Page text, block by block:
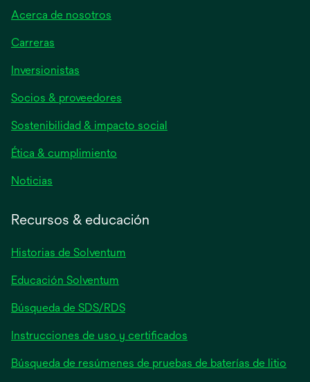
Acerca de nosotros
Carreras
Inversionistas
en
una
pestaña
nueva
Socios & proveedores
Sostenibilidad & impacto social
Ética & cumplimiento
Noticias
pestaña
Recursos & educación
Historias de Solventum
Educación Solventum
Búsqueda de SDS/RDS
Instrucciones de uso y certificados
Búsqueda de resúmenes de pruebas de baterías de litio